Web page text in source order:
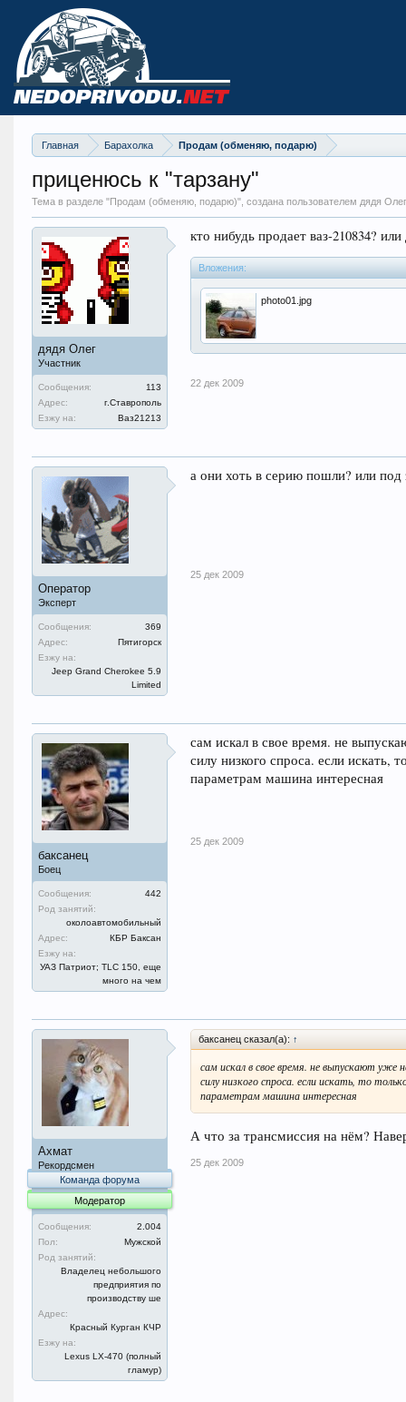
Главная Барахолка Продам (обменяю, подарю)
приценюсь к "тарзану"
Тема в разделе "Продам (обменяю, подарю)", создана пользователем дядя
дядя Олег
Участник
Сообщения:
113
Адрес:
г.Ставрополь
Езжу на:
Ваз21213
кто нибудь продает ваз-210834?
Вложения:
photo01.jpg
22 дек 2009
Оператор
Эксперт
Сообщения:
369
Адрес:
Пятигорск
Езжу на:
Jeep Grand Cherokee 5.9
Limited
а они хоть в серию пошли? или
25 дек 2009
баксанец
Боец
Сообщения:
442
Род занятий:
околоавтомобильный
Адрес:
КБР Баксан
Езжу на:
УАЗ Патриот; TLC 150, еще
много на чем
сам искал в свое время. не
силу низкого спроса. если искать,
параметрам машина интересная
25 дек 2009
Ахмат
Рекордсмен
Команда форума
Модератор
Сообщения:
2.004
Пол:
Мужской
Род занятий:
Владелец небольшого
предприятия по
производству ше
Адрес:
Красный Курган КЧР
Езжу на:
Lexus LX-470 (полный
гламур)
баксанец сказал(а): ↑
сам искал в свое время. не выпускают уже
силу низкого спроса. если искать, то
параметрам машина интересная
А что за трансмиссия на нём?
25 дек 2009